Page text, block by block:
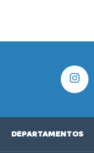
DEPARTAMENTOS